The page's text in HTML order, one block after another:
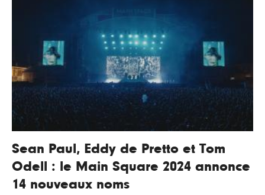
Sean Paul, Eddy de Pretto et Tom
Odell : le Main Square 2024 annonce
14 nouveaux noms